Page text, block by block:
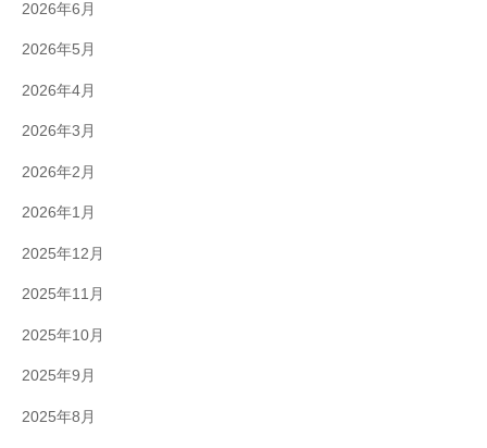
2026年6月
2026年5月
2026年4月
2026年3月
2026年2月
2026年1月
2025年12月
2025年11月
2025年10月
2025年9月
2025年8月